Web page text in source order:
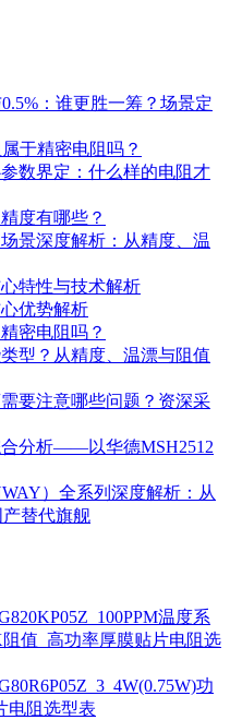
：谁更胜一筹？场景定
于精密电阻吗？
数界定：什么样的电阻才
度有哪些？
景深度解析：从精度、温
特性与技术解析
优势解析
密电阻吗？
型？从精度、温漂与阻值
要注意哪些问题？资深采
分析——以华德MSH2512
）全系列深度解析：从
替代旗舰
温度系
阻值_高功率厚膜贴片电阻选
功
电阻选型表